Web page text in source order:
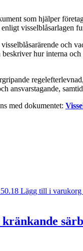
som hjälper
visselblåsarlagen
och
hur interna
ansvarstagande,
med dokumentet:
Lägg till i varukorg